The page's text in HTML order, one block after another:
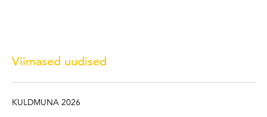
Viimased uudised
KULDMUNA 2026